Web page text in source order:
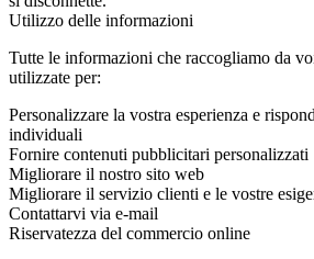
Utilizzo delle informazioni
Tutte le informazioni che raccogliamo da
utilizzate per:
Personalizzare la vostra esperienza e
individuali
Fornire contenuti pubblicitari personalizzati
Migliorare il nostro sito web
Migliorare il servizio clienti e le vostre
Contattarvi via e-mail
Riservatezza del commercio online